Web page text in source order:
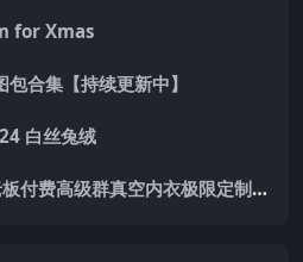
for Xmas
合集【持续更新中】
白丝兔绒
[主播]虎牙主播车老板付费高级群真空内衣极限定制8分19